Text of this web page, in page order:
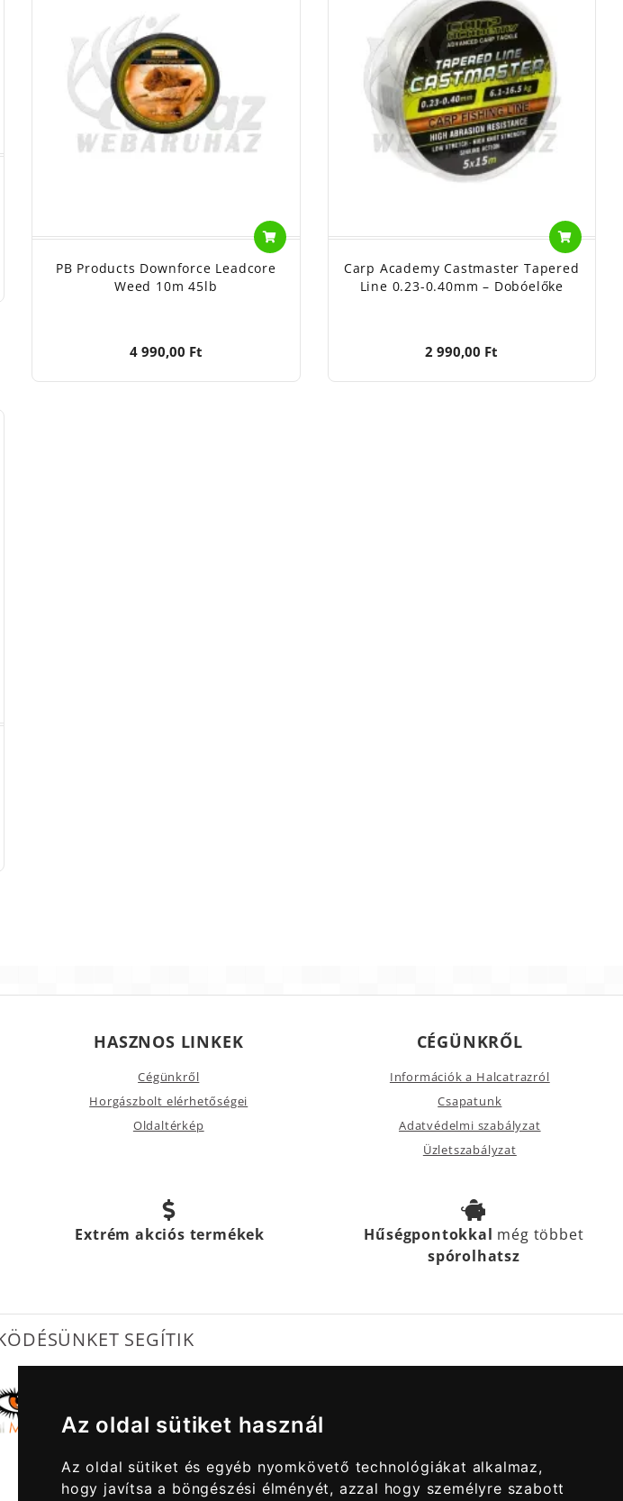
Az oldal sütiket használ
Az oldal sütiket és egyéb nyomkövető technológiákat alkalmaz,
hogy javítsa a böngészési élményét, azzal hogy személyre szabott
PB Products Downforce Leadcore
Weed 10m 45lb
4 990,00 Ft
Carp Academy Castmaster Tapered
Line 0.23-0.40mm – Dobóelőke
2 990,00 Ft
HASZNOS LINKEK
Cégünkről
Horgászbolt elérhetőségei
Oldaltérkép
CÉGÜNKRŐL
Információk a Halcatrazról
Csapatunk
Adatvédelmi szabályzat
Üzletszabályzat
Extrém akciós termékek Hűségpontokkal még többet
spórolhatsz
SEGÍTIK